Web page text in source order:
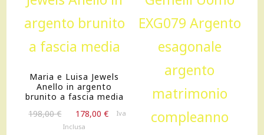
OFFERTA!
Maria e Luisa Jewels
Anello in argento
brunito a fascia media
198,00€
prezzo
178,00€
IlIva
Inclusa
OFFERTA!